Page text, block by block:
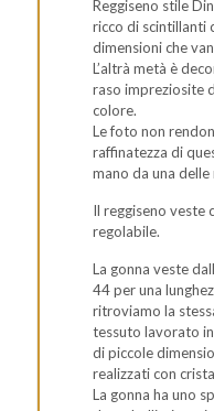
Reggiseno stile
ricco di scintillanti
dimensioni che
L’altrà metà è
raso impreziosite
colore.
Le foto non
raffinatezza di
mano da una
Il reggiseno veste
regolabile.
La gonna veste
44 per una
ritroviamo la
tessuto lavorato in
di piccole
realizzati con
La gonna ha uno